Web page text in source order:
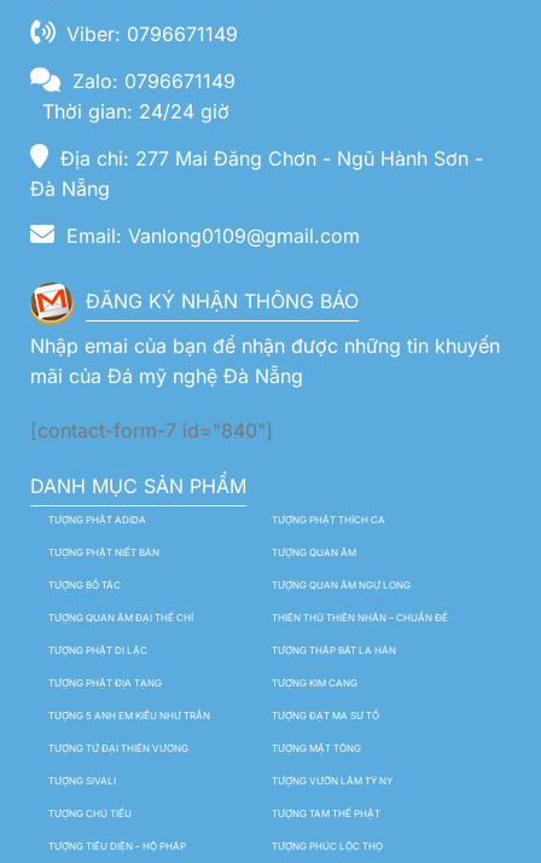
Viber: 0796671149
Zalo: 0796671149
Thời gian: 24/24 giờ
Địa chỉ: 277 Mai Đăng Chơn - Ngũ Hành Sơn -
Đà Nẵng
Email: Vanlong0109@gmail.com
ĐĂNG KÝ NHẬN THÔNG BÁO
Nhập emai của bạn để nhận được những tin khuyến
mãi của Đá mỹ nghệ Đà Nẵng
[contact-form-7 id="840"]
DANH MỤC SẢN PHẨM
TƯỢNG PHẬT ADIDA TƯỢNG PHẬT THÍCH CA
TƯỢNG PHẬT NIẾT BÀN TƯỢNG QUAN ÂM
TƯỢNG BỒ TÁC TƯỢNG QUAN ÂM NGỰ LONG
TƯỢNG QUAN ÂM ĐẠI THẾ CHÍ THIÊN THỦ THIÊN NHÃN – CHUẨN ĐỀ
TƯỢNG PHẬT DI LẶC TƯỢNG THẬP BÁT LA HÁN
TƯỢNG PHẬT ĐỊA TẠNG TƯỢNG KIM CANG
TƯỢNG 5 ANH EM KIỀU NHƯ TRẦN TƯỢNG ĐẠT MA SƯ TỔ
TƯỢNG TỨ ĐẠI THIÊN VƯƠNG TƯỢNG MẬT TÔNG
TƯỢNG SIVALI TƯỢNG VƯỜN LÂM TỲ NY
TƯỢNG CHÚ TIỂU TƯỢNG TAM THẾ PHẬT
TƯỢNG TIÊU DIỆN – HỘ PHÁP TƯỢNG PHÚC LỘC THỌ